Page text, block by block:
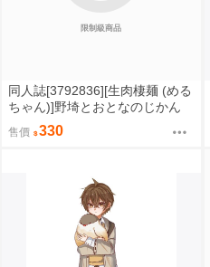
限制級商品
同人誌[3792836][生肉棲麺 (める
ちゃん)]野埼とおとなのじかん
(艦隊收藏)
售價 330